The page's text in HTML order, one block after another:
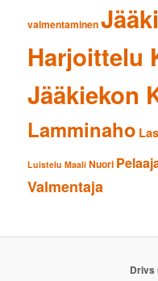
valmentaminen
Harjoittelu
Jääkiekon
Lamminaho
Luistelu Maali Nuori
Valmentaja
Drivs